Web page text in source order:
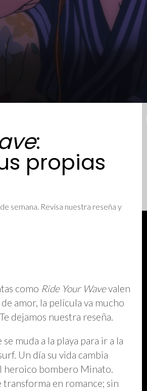
:
propias
semana. Revisa nuestra reseña y
como Ride Your Wavevalen
amor, la película va mucho
dejamos nuestra reseña.
muda a la playa para ir a la
Un día su vida cambia
heroico bombero Minato.
en romance; sin